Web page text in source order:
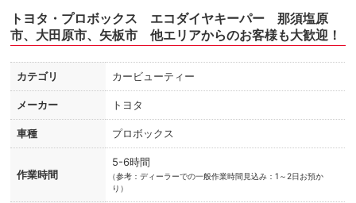
トヨタ・プロボックス エコダイヤキーパー 那須塩原
市、大田原市、矢板市 他エリアからのお客様も大歓迎！
カテゴリ カービューティー
メーカー トヨタ
車種 プロボックス
作業時間
5-6時間
（参考：ディーラーでの一般作業時間見込み：1～2日お預か
り）